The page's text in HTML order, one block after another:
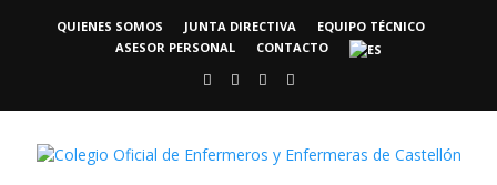
QUIENES SOMOS JUNTA DIRECTIVA
EQUIPO TÉCNICO
ASESOR PERSONAL
CONTACTO